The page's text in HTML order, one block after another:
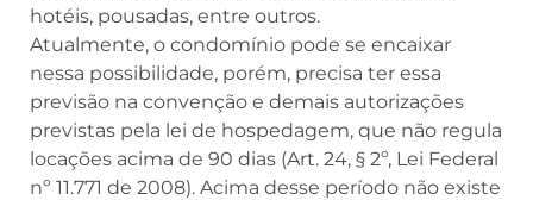
hotéis, pousadas, entre outros.
Atualmente, o condomínio pode se encaixar
nessa possibilidade, porém, precisa ter essa
previsão na convenção e demais autorizações
previstas pela lei de hospedagem, que não regula
locações acima de 90 dias (Art. 24, § 2º, Lei Federal
nº 11.771 de 2008). Acima desse período não existe